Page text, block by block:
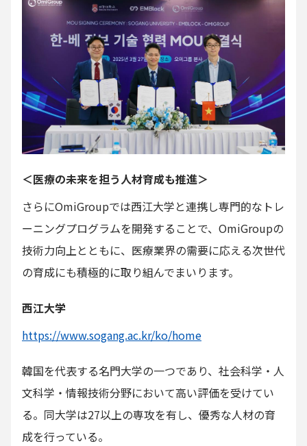
＜医療の未来を担う人材育成も推進＞
さらにOmiGroupでは西江大学と連携し専門的なトレ
ーニングプログラムを開発することで、OmiGroupの
技術力向上とともに、医療業界の需要に応える次世代
の育成にも積極的に取り組んでまいります。
西江大学
https://www.sogang.ac.kr/ko/home
韓国を代表する名門大学の一つであり、社会科学・人
文科学・情報技術分野において高い評価を受けてい
る。同大学は27以上の専攻を有し、優秀な人材の育
成を行っている。